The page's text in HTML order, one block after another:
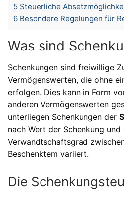
5 Steuerliche
6 Besondere Regelungen für
Was sind
Schenkungen sind freiwillige
Vermögenswerten, die ohne
erfolgen. Dies kann in Form
anderen Vermögenswerten
unterliegen Schenkungen der
nach Wert der Schenkung und
Verwandtschaftsgrad
Beschenktem variiert.
Die